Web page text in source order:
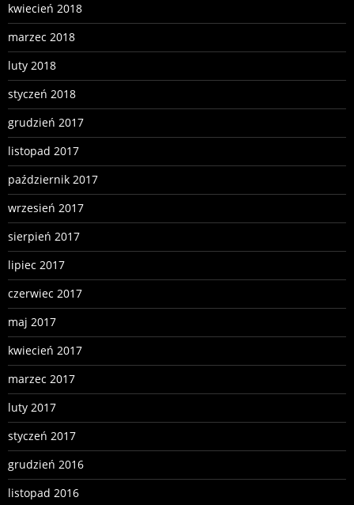
kwiecień 2018
marzec 2018
luty 2018
styczeń 2018
grudzień 2017
listopad 2017
październik 2017
wrzesień 2017
sierpień 2017
lipiec 2017
czerwiec 2017
maj 2017
kwiecień 2017
marzec 2017
luty 2017
styczeń 2017
grudzień 2016
listopad 2016